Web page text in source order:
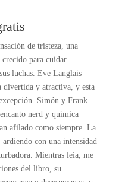
de tristeza, una
para cuidar
luchas. Eve Langlais
divertida y atractiva, y esta
Simón y Frank
nerd y química
afilado como siempre. La
con una intensidad
Mientras leía, me
del libro, su